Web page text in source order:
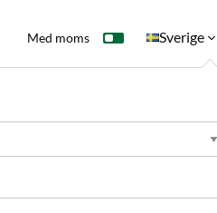
Med moms Sverige